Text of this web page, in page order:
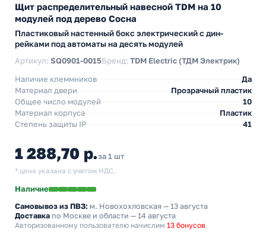
Щит распределительный навесной TDM на 10
модулей под дерево Сосна
Пластиковый настенный бокс электрический с дин-
рейками под автоматы на десять модулей
Артикул: SQ0901-0015Бренд: TDM Electric (ТДМ Электрик)
Наличие клеммников
Да
Материал двери
Прозрачный пластик
Общее число модулей
10
Материал корпуса
Пластик
Степень защиты IP
41
1 288,70 р.за 1 шт
* цена указана с учетом НДС.
Наличие
Самовывоз из ПВЗ: м. Новохохловская — 13 августа
Доставка по Москве и области — 14 августа
Авторизованному пользователю начислим 13 бонусов